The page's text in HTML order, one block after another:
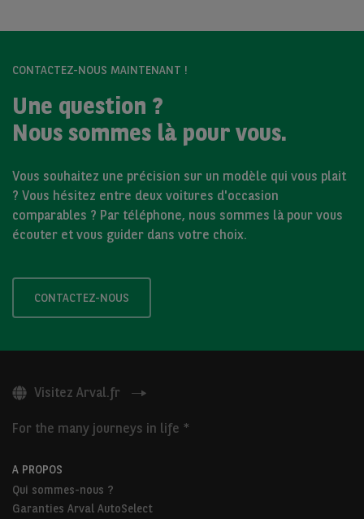
CONTACTEZ-NOUS MAINTENANT !
Une question ?
Nous sommes là pour vous.
Vous souhaitez une précision sur un modèle qui vous plait
? Vous hésitez entre deux voitures d'occasion
comparables ? Par téléphone, nous sommes là pour vous
écouter et vous guider dans votre choix.
CONTACTEZ-NOUS
Visitez Arval.fr
For the many journeys in life *
A PROPOS
Qui sommes-nous ?
Garanties Arval AutoSelect